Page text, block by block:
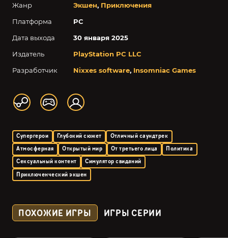
Жанр Экшен, Приключения
Платформа
PC
Дата выхода
30 января 2025
Издатель
PlayStation PC LLC
Разработчик
Nixxes software, Insomniac Games
Супергерои Глубокий сюжет
Отличный саундтрек
Атмосферная
Открытый мир От третьего лица
Политика
Сексуальный контент
Симулятор свиданий
Приключенческий экшен
ПОХОЖИЕ ИГРЫ ИГРЫ СЕРИИ